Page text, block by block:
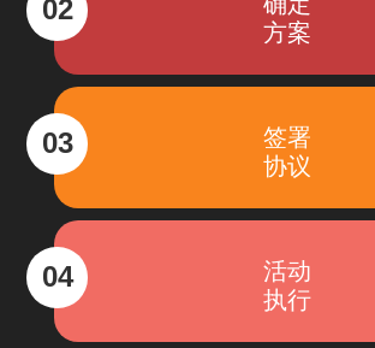
02
方案
03
签署
协议
04
活动
执行